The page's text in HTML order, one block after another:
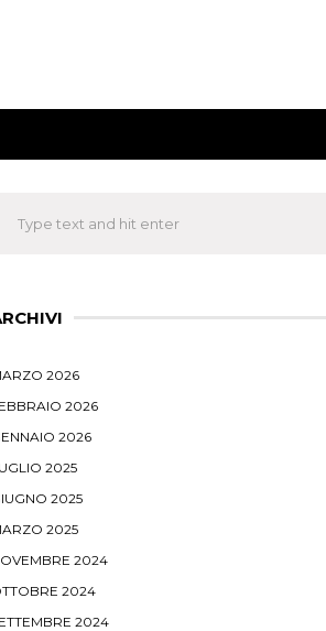
2026
2026
2026
2025
2025
2025
2024
2024
2024